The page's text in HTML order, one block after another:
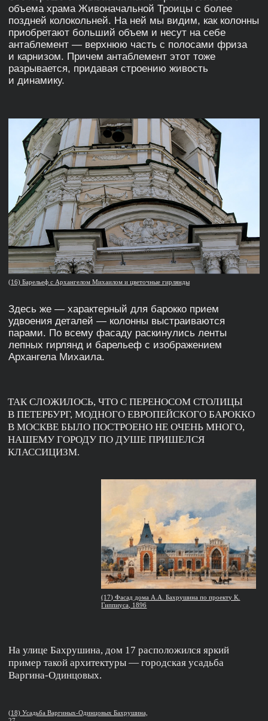
Центральная часть по вертикали выделена
ризалитом — выступающей частью здания. Все эти
детали создают атмосферу спокойной рациональной
красоты, которую называют «вечной классикой».
Этот период часто называют «романтизмом», и в районе
Павелецкого вокзала расположен его яркий пример —
особняк Алексея Александровича Бахрушина. Вместе
с архитектором Карлом Карловичем Гиппиусом
Бахрушин решают построить свой дом в китайском
стиле, Гиппиус к этому моменту уже выполнил фасады
для чайного дома купца Перлова. Но в ходе
проектирования проект меняется и приобретает черты
викторианской неоготической архитектуры.
выбора», в котором заказчик и архитектор могли
построить здание в духе готики, барокко, ренессанса
или даже в мавританском стиле. Но это не простое
копирование, а любопытная творческая переработка
исторических мотивов.
слушать
Романтизм
и эклектика
Глава III